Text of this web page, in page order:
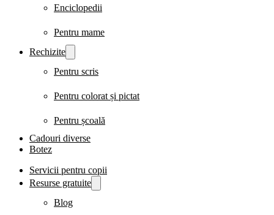
Enciclopedii
Pentru mame
Rechizite
Pentru scris
Pentru colorat și pictat
Pentru școală
Cadouri diverse
Botez
Servicii pentru copii
Resurse gratuite
Blog